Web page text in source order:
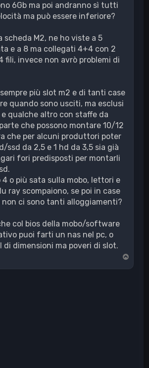
6Gb ma poi andranno sì tutti
ma può essere inferiore?
scheda M2, ne ho viste a 5
e a 8 ma collegati 4+4 con 2
fili, invece non avrò problemi di
più slot m2 e di tanti case
quando sono usciti, ma esclusi
qualche altro con staffe da
che possono montare 10/12
che per alcuni produttori poter
ssd da 2,5 e 1 hd da 3,5 sia già
fori predisposti per montarli
4 o più sata sulla mobo, lettori e
ray scompaiono, se poi in case
ci sono tanti alloggiamenti?
col bios della mobo/software
puoi farti un nas nel pc, o
dimensioni ma poveri di slot.
o